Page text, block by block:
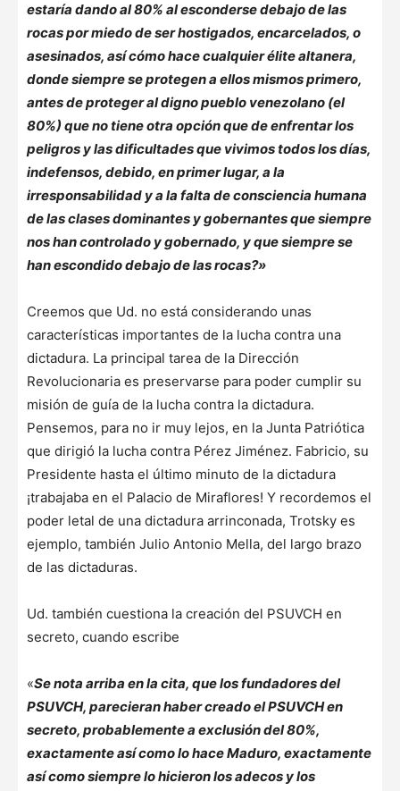
estaría dando al 80% al esconderse debajo de las
rocas por miedo de ser hostigados, encarcelados, o
asesinados, así cómo hace cualquier élite altanera,
donde siempre se protegen a ellos mismos primero,
antes de proteger al digno pueblo venezolano (el
80%) que no tiene otra opción que de enfrentar los
peligros y las dificultades que vivimos todos los días,
indefensos, debido, en primer lugar, a la
irresponsabilidad y a la falta de consciencia humana
de las clases dominantes y gobernantes que siempre
nos han controlado y gobernado, y que siempre se
han escondido debajo de las rocas?»
Creemos que Ud. no está considerando unas
características importantes de la lucha contra una
dictadura. La principal tarea de la Dirección
Revolucionaria es preservarse para poder cumplir su
misión de guía de la lucha contra la dictadura.
Pensemos, para no ir muy lejos, en la Junta Patriótica
que dirigió la lucha contra Pérez Jiménez. Fabricio, su
Presidente hasta el último minuto de la dictadura
¡trabajaba en el Palacio de Miraflores! Y recordemos el
poder letal de una dictadura arrinconada, Trotsky es
ejemplo, también Julio Antonio Mella, del largo brazo
de las dictaduras.
Ud. también cuestiona la creación del PSUVCH en
secreto, cuando escribe
«Se nota arriba en la cita, que los fundadores del
PSUVCH, parecieran haber creado el PSUVCH en
secreto, probablemente a exclusión del 80%,
exactamente así como lo hace Maduro, exactamente
así como siempre lo hicieron los adecos y los